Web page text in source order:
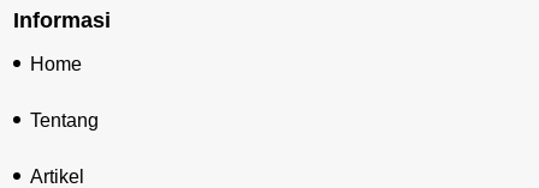
Informasi
Home
Tentang
Artikel